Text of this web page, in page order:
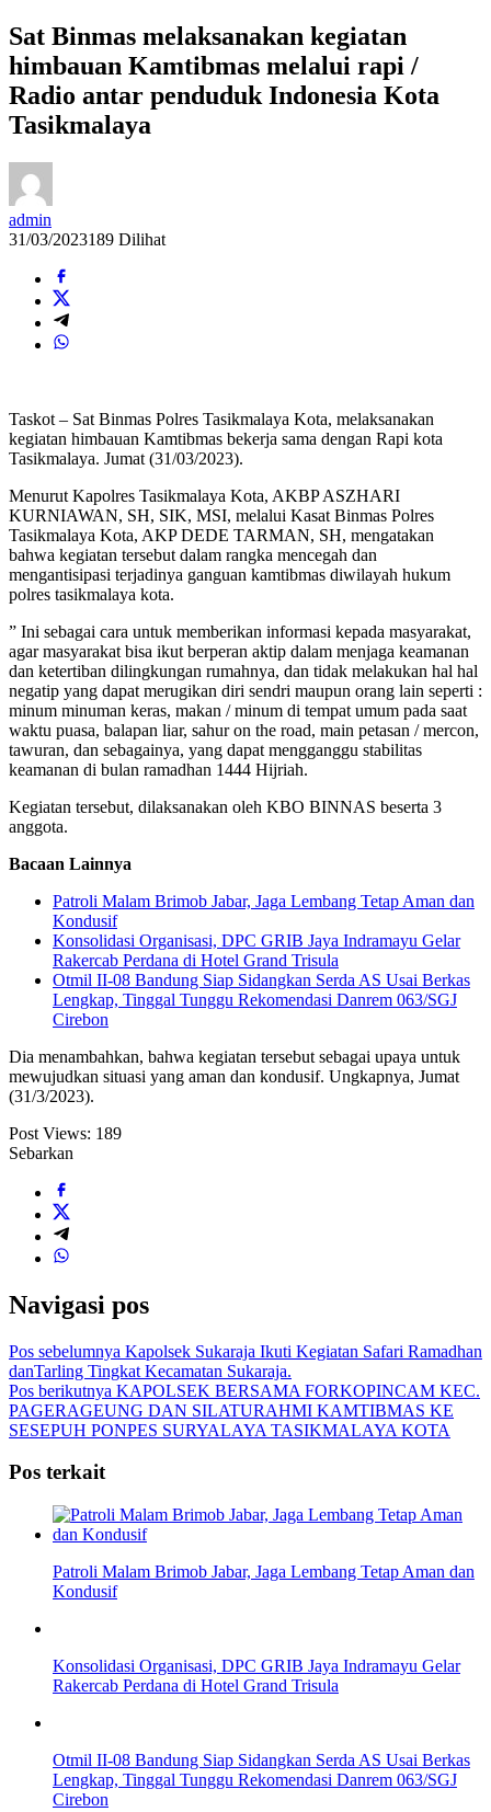
Sat Binmas melaksanakan kegiatan
himbauan Kamtibmas melalui rapi /
Radio antar penduduk Indonesia Kota
Tasikmalaya
admin
31/03/2023189 Dilihat
Taskot – Sat Binmas Polres Tasikmalaya Kota, melaksanakan
kegiatan himbauan Kamtibmas bekerja sama dengan Rapi kota
Tasikmalaya. Jumat (31/03/2023).
Menurut Kapolres Tasikmalaya Kota, AKBP ASZHARI
KURNIAWAN, SH, SIK, MSI, melalui Kasat Binmas Polres
Tasikmalaya Kota, AKP DEDE TARMAN, SH, mengatakan
bahwa kegiatan tersebut dalam rangka mencegah dan
mengantisipasi terjadinya ganguan kamtibmas diwilayah hukum
polres tasikmalaya kota.
” Ini sebagai cara untuk memberikan informasi kepada masyarakat,
agar masyarakat bisa ikut berperan aktip dalam menjaga keamanan
dan ketertiban dilingkungan rumahnya, dan tidak melakukan hal hal
negatip yang dapat merugikan diri sendri maupun orang lain seperti :
minum minuman keras, makan / minum di tempat umum pada saat
waktu puasa, balapan liar, sahur on the road, main petasan / mercon,
tawuran, dan sebagainya, yang dapat mengganggu stabilitas
keamanan di bulan ramadhan 1444 Hijriah.
Kegiatan tersebut, dilaksanakan oleh KBO BINNAS beserta 3
anggota.
Bacaan Lainnya
Patroli Malam Brimob Jabar, Jaga Lembang Tetap Aman dan
Kondusif
Konsolidasi Organisasi, DPC GRIB Jaya Indramayu Gelar
Rakercab Perdana di Hotel Grand Trisula
Otmil II-08 Bandung Siap Sidangkan Serda AS Usai Berkas
Lengkap, Tinggal Tunggu Rekomendasi Danrem 063/SGJ
Cirebon
Dia menambahkan, bahwa kegiatan tersebut sebagai upaya untuk
mewujudkan situasi yang aman dan kondusif. Ungkapnya, Jumat
(31/3/2023).
Post Views: 189
Sebarkan
Navigasi pos
Pos sebelumnya Kapolsek Sukaraja Ikuti Kegiatan Safari Ramadhan
danTarling Tingkat Kecamatan Sukaraja.
Pos berikutnya KAPOLSEK BERSAMA FORKOPINCAM KEC.
PAGERAGEUNG DAN SILATURAHMI KAMTIBMAS KE
SESEPUH PONPES SURYALAYA TASIKMALAYA KOTA
Pos terkait
Patroli Malam Brimob Jabar, Jaga Lembang Tetap Aman dan
Kondusif
Konsolidasi Organisasi, DPC GRIB Jaya Indramayu Gelar
Rakercab Perdana di Hotel Grand Trisula
Otmil II-08 Bandung Siap Sidangkan Serda AS Usai Berkas
Lengkap, Tinggal Tunggu Rekomendasi Danrem 063/SGJ
Cirebon